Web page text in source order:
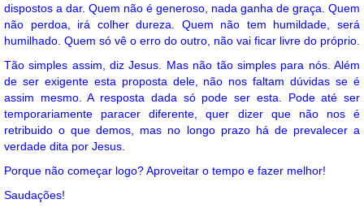
dispostos a dar. Quem não é generoso, nada ganha de graça. Quem
não perdoa, irá colher dureza. Quem não tem humildade, será
humilhado. Quem só vê o erro do outro, não vai ficar livre do próprio.
Tão simples assim, diz Jesus. Mas não tão simples para nós. Além
de ser exigente esta proposta dele, não nos faltam dúvidas se é
assim mesmo. A resposta dada só pode ser esta. Pode até ser
temporariamente paracer diferente, quer dizer que não nos é
retribuido o que demos, mas no longo prazo há de prevalecer a
verdade dita por Jesus.
Porque não começar logo? Aproveitar o tempo e fazer melhor!
Saudações!